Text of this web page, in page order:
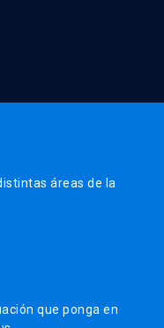
áreas de la
que ponga en